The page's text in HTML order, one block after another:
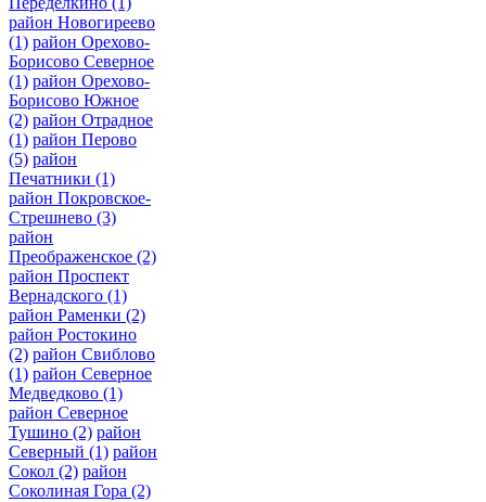
район Новогиреево
(1) район Орехово-
Борисово Северное
(1) район Орехово-
Борисово Южное
(2) район Отрадное
(1) район Перово
(5) район
Печатники (1)
район Покровское-
Стрешнево (3)
район
Преображенское (2)
район Проспект
Вернадского (1)
район Раменки (2)
район Ростокино
(2) район Свиблово
(1) район Северное
Медведково (1)
район Северное
Тушино (2) район
Северный (1) район
Сокол (2) район
Соколиная Гора (2)